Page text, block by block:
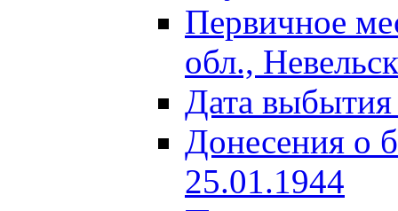
Первичное
обл.,
Дата
Донесения о
25.01.1944